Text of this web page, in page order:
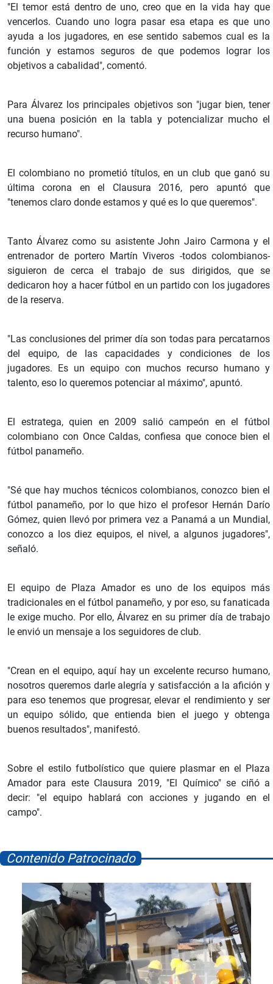
"El temor está dentro de uno, creo que en la vida hay que
vencerlos. Cuando uno logra pasar esa etapa es que uno
ayuda a los jugadores, en ese sentido sabemos cual es la
función y estamos seguros de que podemos lograr los
objetivos a cabalidad", comentó.
Para Álvarez los principales objetivos son "jugar bien, tener
una buena posición en la tabla y potencializar mucho el
recurso humano".
El colombiano no prometió títulos, en un club que ganó su
última corona en el Clausura 2016, pero apuntó que
"tenemos claro donde estamos y qué es lo que queremos".
Tanto Álvarez como su asistente John Jairo Carmona y el
entrenador de portero Martín Viveros -todos colombianos-
siguieron de cerca el trabajo de sus dirigidos, que se
dedicaron hoy a hacer fútbol en un partido con los jugadores
de la reserva.
"Las conclusiones del primer día son todas para percatarnos
del equipo, de las capacidades y condiciones de los
jugadores. Es un equipo con muchos recurso humano y
talento, eso lo queremos potenciar al máximo", apuntó.
El estratega, quien en 2009 salió campeón en el fútbol
colombiano con Once Caldas, confiesa que conoce bien el
fútbol panameño.
"Sé que hay muchos técnicos colombianos, conozco bien el
fútbol panameño, por lo que hizo el profesor Hernán Darío
Gómez, quien llevó por primera vez a Panamá a un Mundial,
conozco a los diez equipos, el nivel, a algunos jugadores",
señaló.
El equipo de Plaza Amador es uno de los equipos más
tradicionales en el fútbol panameño, y por eso, su fanaticada
le exige mucho. Por ello, Álvarez en su primer día de trabajo
le envió un mensaje a los seguidores de club.
"Crean en el equipo, aquí hay un excelente recurso humano,
nosotros queremos darle alegría y satisfacción a la afición y
para eso tenemos que progresar, elevar el rendimiento y ser
un equipo sólido, que entienda bien el juego y obtenga
buenos resultados", manifestó.
Sobre el estilo futbolístico que quiere plasmar en el Plaza
Amador para este Clausura 2019, "El Químico" se ciñó a
decir: "el equipo hablará con acciones y jugando en el
campo".
Contenido Patrocinado